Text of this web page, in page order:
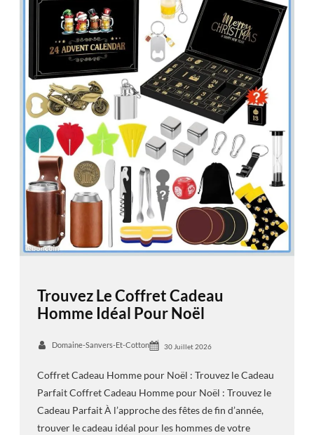
Trouvez Le Coffret Cadeau
Homme Idéal Pour Noël
Domaine-Sanvers-Et-Cotton 30 Juillet 2026
Coffret Cadeau Homme pour Noël : Trouvez le Cadeau
Parfait Coffret Cadeau Homme pour Noël : Trouvez le
Cadeau Parfait À l’approche des fêtes de fin d’année,
trouver le cadeau idéal pour les hommes de votre